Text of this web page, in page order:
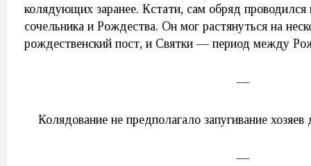
колядующих заранее. Кстати, сам обряд проводился
сочельника и Рождества. Он мог растянуться на
рождественский пост, и Святки — период между
—
Колядование не предполагало запугивание
—